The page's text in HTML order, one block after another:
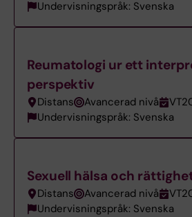
Undervisningspråk: Svenska
Reumatologi ur ett
perspektiv
Distans Avancerad nivå
Undervisningspråk: Svenska
Sexuell hälsa och
Distans Avancerad nivå
Undervisningspråk: Svenska